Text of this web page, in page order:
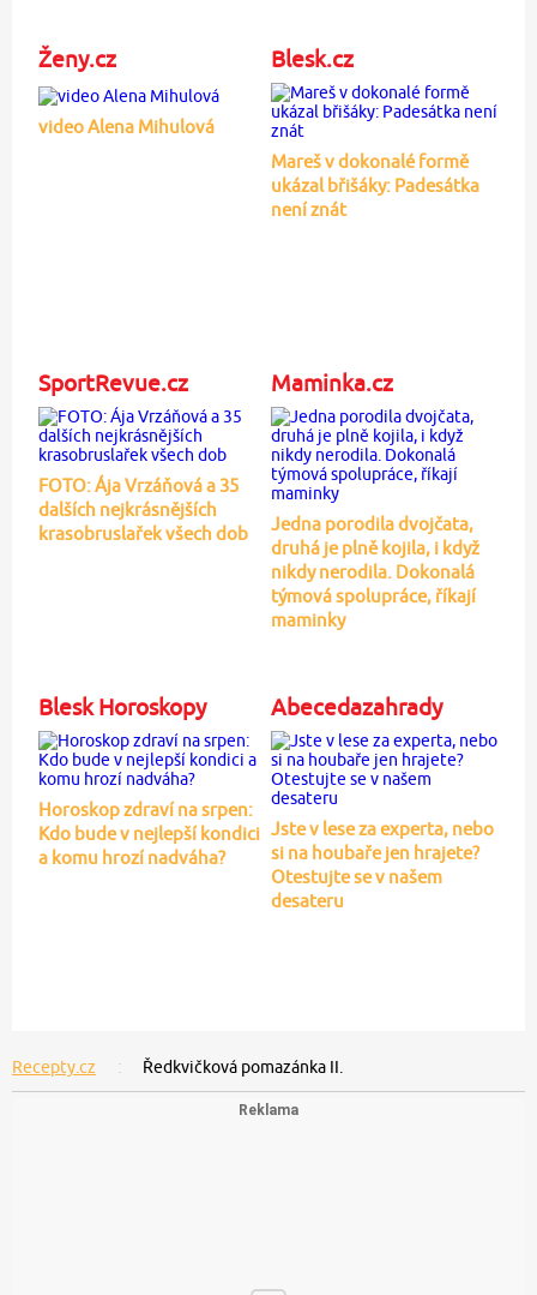
Ženy.cz
video Alena Mihulová
Blesk.cz
Mareš v dokonalé formě
ukázal břišáky: Padesátka
není znát
SportRevue.cz
FOTO: Ája Vrzáňová a 35
dalších nejkrásnějších
krasobruslařek všech dob
Maminka.cz
Jedna porodila dvojčata,
druhá je plně kojila, i když
nikdy nerodila. Dokonalá
týmová spolupráce, říkají
maminky
Blesk Horoskopy
Horoskop zdraví na srpen:
Kdo bude v nejlepší kondici
a komu hrozí nadváha?
Abecedazahrady
Jste v lese za experta, nebo
si na houbaře jen hrajete?
Otestujte se v našem
desateru
Recepty.cz Ředkvičková pomazánka II.